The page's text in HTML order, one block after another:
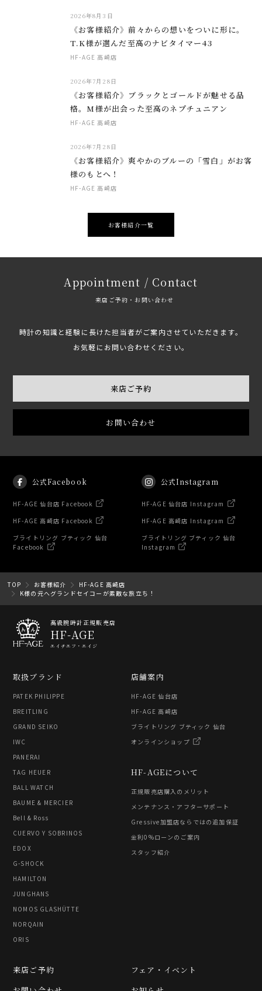
2026年8月3日
《お客様紹介》前々からの想いをついに形に。
T.K様が選んだ至高のナビタイマー43
HF-AGE 高崎店
2026年7月28日
《お客様紹介》ブラックとゴールドが魅せる品
格。M様が出会った至高のネプチュニアン
HF-AGE 高崎店
2026年7月28日
《お客様紹介》爽やかのブルーの「雪白」がお客
様のもとへ！
HF-AGE 高崎店
お客様紹介一覧
Appointment / Contact
来店ご予約・お問い合わせ
時計の知識と経験に長けた担当者がご案内させていただきます。
お気軽にお問い合わせください。
来店ご予約
お問い合わせ
公式Facebook
HF-AGE 仙台店 Facebook
HF-AGE 高崎店 Facebook
ブライトリング ブティック 仙台
Facebook
公式Instagram
HF-AGE 仙台店 Instagram
HF-AGE 高崎店 Instagram
ブライトリング ブティック 仙台
Instagram
TOP お客様紹介
HF-AGE 高崎店
K様の元へグランドセイコーが素敵な旅立ち！
高級腕時計正規販売店
HF-AGE
エイチエフ・エイジ
取扱ブランド
PATEK PHILIPPE
BREITLING
GRAND SEIKO
IWC
PANERAI
TAG HEUER
BALL WATCH
BAUME & MERCIER
Bell & Ross
CUERVO Y SOBRINOS
EDOX
G-SHOCK
HAMILTON
JUNGHANS
NOMOS GLASHÜTTE
NORQAIN
ORIS
HF-AGEについて
正規販売店購入のメリット
メンテナンス・アフターサポート
Gressive加盟店ならではの追加保証
金利0%ローンのご案内
スタッフ紹介
店舗案内
HF-AGE 仙台店
HF-AGE 高崎店
ブライトリング ブティック 仙台
オンラインショップ
フェア・イベント
来店ご予約